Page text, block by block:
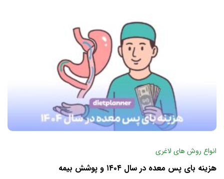
انواع روش های لاغری
هزینه بای پس معده در سال ۱۴۰۴ و پوشش بیمه